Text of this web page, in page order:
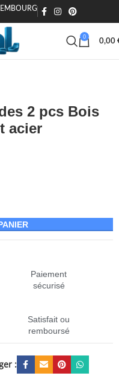
0
0,00
Tables d'appoint
2 pcs Bois
acier
Paiement
sécurisé
Satisfait ou
remboursé
:
🏷️ 15€ dès 120€ -